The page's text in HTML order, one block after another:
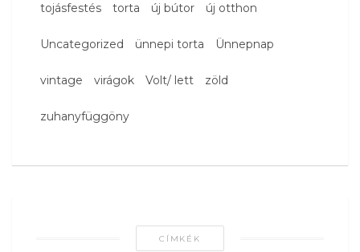
tojásfestés torta új bútor új otthon
Uncategorized ünnepi torta Ünnepnap
vintage virágok Volt/ lett zöld
zuhanyfüggöny
CÍMKÉK